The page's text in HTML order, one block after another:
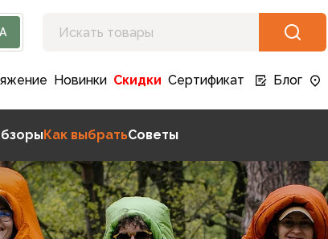
Новинки Скидки Сертификат Блог
Как выбратьСоветы